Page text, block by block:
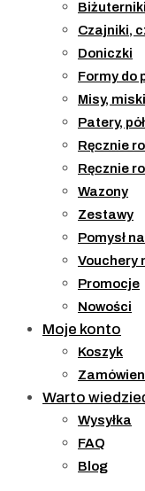
Czajniki,
Doniczki
Formy do
Misy,
Patery,
Ręcznie
Ręcznie
Wazony
Zestawy
Pomysł
Vouchery
Promocje
Nowości
Moje konto
Koszyk
Warto
Wysyłka
FAQ
Blog